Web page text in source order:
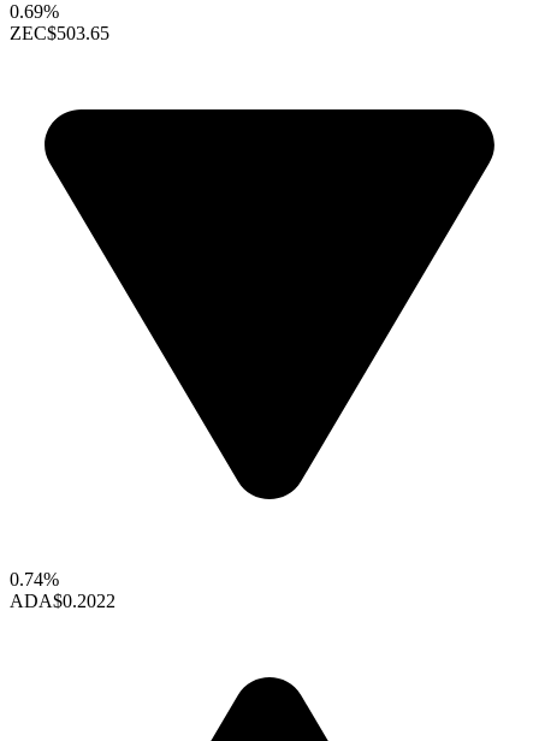
0.69%
ZEC$503.65
0.74%
ADA$0.2022